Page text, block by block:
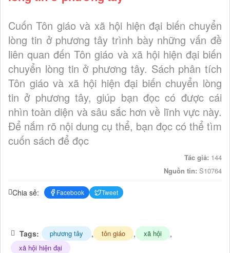
Cuốn Tôn giáo và xã hội hiện đại biến chuyển
lòng tin ở phương tây trình bày những vấn đề
liên quan đến Tôn giáo và xã hội hiện đại biến
chuyển lòng tin ở phương tây. Sách phân tích
Tôn giáo và xã hội hiện đại biến chuyển lòng
tin ở phương tây, giúp bạn đọc có được cái
nhìn toàn diện và sâu sắc hơn về lĩnh vực này.
Để nắm rõ nội dung cụ thể, bạn đọc có thể tìm
cuốn sách để đọc
Tác giả: 144
Nguồn tin: S10764
Chia sẻ: Facebook Tweet
Tags: phương tây , tôn giáo , xã hội ,
xã hội hiện đại